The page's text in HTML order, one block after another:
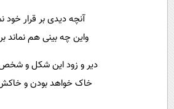
آنچه دیدی بر قرار خود
واین چه بینی هم نماند بر
دیر و زود این شکل و شخص
خاک خواهد بودن و خاکش